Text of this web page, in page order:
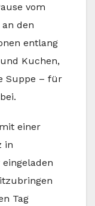
vom
den
entlang
Kuchen,
Suppe – für
einer
in
Tag